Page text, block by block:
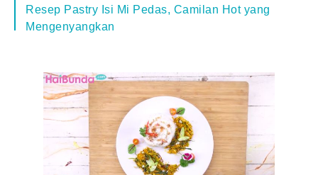
Resep Pastry Isi Mi Pedas, Camilan Hot yang
Mengenyangkan